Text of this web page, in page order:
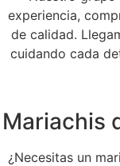
experiencia,
de calidad.
cuidando cada
Mariachis
¿Necesitas un